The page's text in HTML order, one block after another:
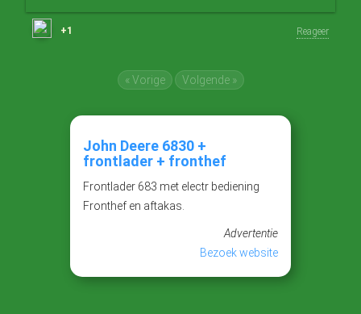
+1 Reageer
« Vorige Volgende »
John Deere 6830 +
frontlader + fronthef
Frontlader 683 met electr bediening
Fronthef en aftakas.
Advertentie
Bezoek website